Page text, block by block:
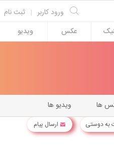
ثبت نام | ورود کاربر
عکس ویدیو
به دوستی ارسال پیام
ویدیو ها ها